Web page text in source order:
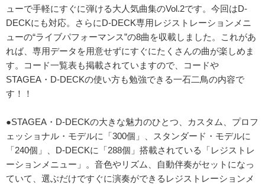
ューで手軽にすぐに弾ける大人気曲集のVol.2です。今回はD-
DECKにも対応。さらにD-DECK専用レジストレーションメニ
ューの“ライブパフォーマンス”の8曲を収載しました。これがあ
れば、専用データを用意せずにすぐにたくさんの曲が楽しめま
す。コード一覧表も掲載されていますので、コードや
STAGEA・D-DECKの使い方も勉強できる一石二鳥の内容で
す！！
●STAGEA・D-DECKの大きな魅力のひとつ、カスタム、プロフ
ェッショナル・モデルに「300個」、スタンダード・モデルに
「240個」、D-DECKに「288個」搭載されている「レジストレ
ーションメニュー」。音色やリズム、自動伴奏がセットになっ
ていて、選ぶだけですぐに演奏ができるレジストレーションメ